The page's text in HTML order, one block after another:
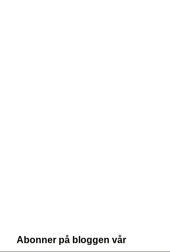
Abonner på bloggen vår